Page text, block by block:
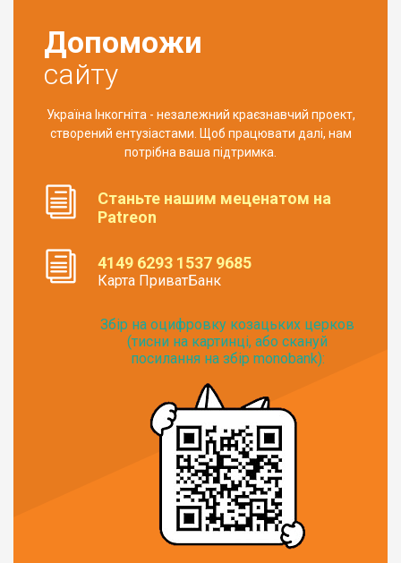
Допоможи
сайту
Україна Інкогніта - незалежний краєзнавчий проект,
створений ентузіастами. Щоб працювати далі, нам
потрібна ваша підтримка.
Станьте нашим меценатом на
Patreon
4149 6293 1537 9685
Карта ПриватБанк
Збір на оцифровку козацьких церков
(тисни на картинці, або скануй
посилання на збір monobank):